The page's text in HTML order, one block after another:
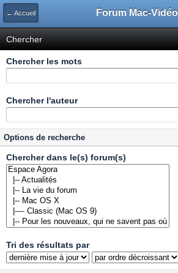
← Accueil Forum Mac-Vidéo
Chercher
Chercher les mots
Chercher l'auteur
Options de recherche
Chercher dans le(s) forum(s)
Tri des résultats par